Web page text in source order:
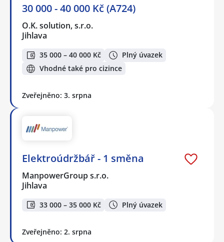
30 000 - 40 000 Kč (A724)
O.K. solution, s.r.o.
Jihlava
35 000 – 40 000 Kč
Plný úvazek
Vhodné také pro cizince
Zveřejněno: 3. srpna
Elektroúdržbář - 1 směna
ManpowerGroup s.r.o.
Jihlava
33 000 – 35 000 Kč Plný úvazek
Zveřejněno: 2. srpna